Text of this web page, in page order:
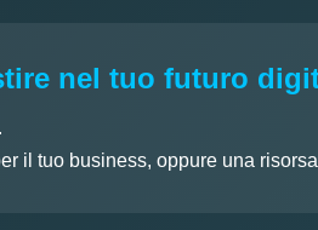
nel tuo futuro
il tuo business, oppure una